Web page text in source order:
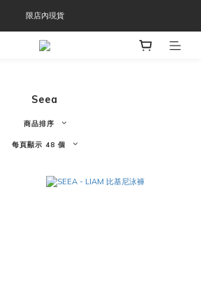
OOFOS週年慶限時8折優惠
限店內現貨
OOFOS週年慶限時8折優惠
Seea
商品排序
每頁顯示 48 個